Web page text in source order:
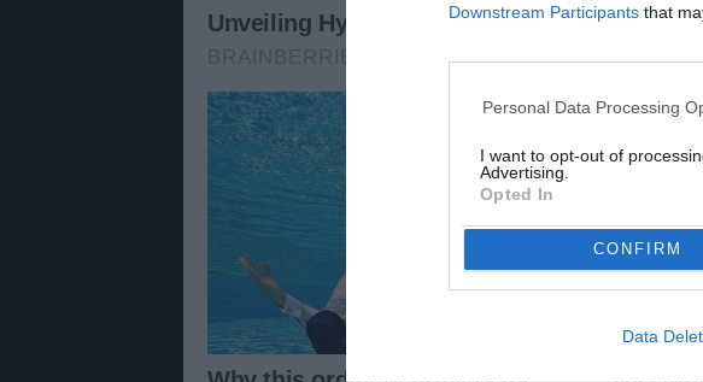
Downstream Participants that
Personal Data Processing
I want to opt-out of
Advertising.
Opted In
CONFIRM
Data